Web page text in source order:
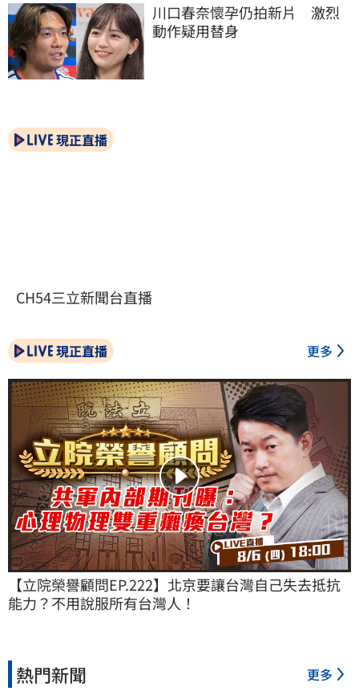
川口春奈懷孕仍拍新片　激烈
動作疑用替身
現正直播
CH54三立新聞台直播
現正直播 更多
【立院榮譽顧問EP.222】北京要讓台灣自己失去抵抗
能力？不用說服所有台灣人！
熱門新聞 更多